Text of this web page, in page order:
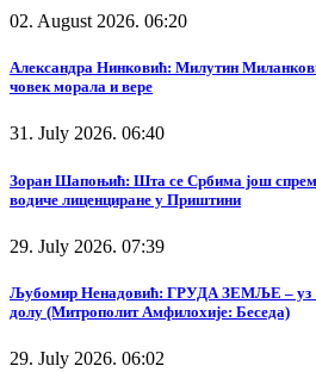
02. August 2026. 06:20
Александра Нинковић: Милутин
човек морала и вере
31. July 2026. 06:40
Зоран Шапоњић: Шта се Србима још
водиче лиценциране у Приштини
29. July 2026. 07:39
Љубомир Ненадовић: ГРУДА ЗЕМЉЕ – уз
долу (Митрополит Амфилохије: Беседа)
29. July 2026. 06:02